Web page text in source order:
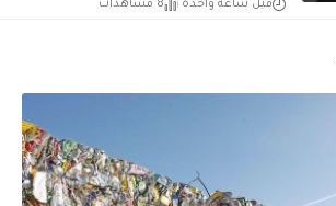
قبل ساعة واحدة 8 مشاهدات